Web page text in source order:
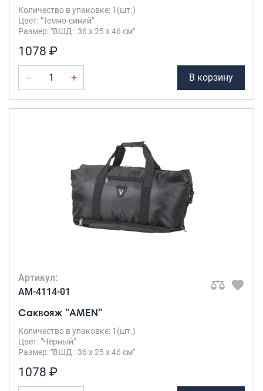
Количество в упаковке: 1(шт.)
Цвет: "Темно-синий"
Размер: "ВШД : 36 х 25 х 46 см"
1078 ₽
- + В корзину
Артикул:
AM-4114-01
Саквояж "AMEN"
Количество в упаковке: 1(шт.)
Цвет: "Чёрный"
Размер: "ВШД : 36 х 25 х 46 см"
1078 ₽